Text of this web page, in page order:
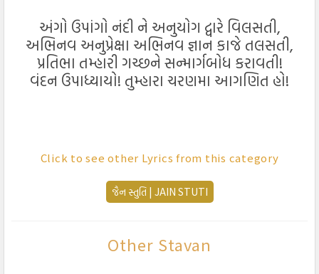
અંગો ઉપાંગો નંદી ને અનુયોગ દ્વારે વિલસતી,
અભિનવ અનુપ્રેક્ષા અભિનવ જ્ઞાન કાજે તલસતી,
પ્રતિભા તમ્હારી ગચ્છને સન્માર્ગબોધ કરાવતી!
વંદન ઉપાધ્યાયો! તુમ્હારા ચરણમા આગણિત હો!
संवेग ने वैराग्यरसनां अमृतझरण वहावती,
झकझोड गंगोत्री समी, झड़के तुमारी परिणीति,
अंगो उपांगो नंदी ने अनुयोग द्वारे विलसती,
Click to see other Lyrics from this category
જૈન સ્તુતિ | JAIN STUTI
Other Stavan